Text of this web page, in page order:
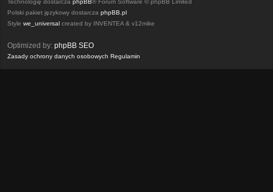
Technologię dostarcza phpBB® Forum Software © phpBB Limited
Polski pakiet językowy dostarcza phpBB.pl
Style we_universal created by INVENTEA & v12mike
Optimized by: phpBB SEO
Zasady ochrony danych osobowych Regulamin